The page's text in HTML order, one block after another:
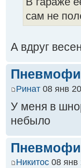
сам не
А вдруг
Ринат 08 янв
У меня в
небыло
Никитос 08 янв